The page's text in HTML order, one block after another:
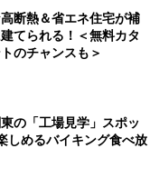
断熱＆省エネ住宅が補
てられる！＜無料カタ
のチャンスも＞
の「工場見学」スポッ
しめるバイキング食べ放